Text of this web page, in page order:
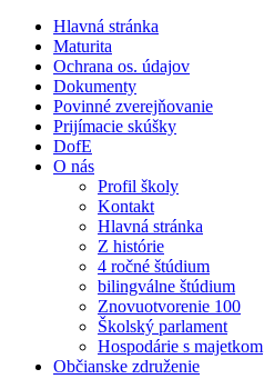
Hlavná stránka
Maturita
Ochrana os. údajov
Dokumenty
Povinné zverejňovanie
Prijímacie skúšky
DofE
O nás
Profil školy
Kontakt
Hlavná stránka
Z histórie
4 ročné štúdium
bilingválne štúdium
Znovuotvorenie 100
Školský parlament
Hospodárie s majetkom
Občianske združenie